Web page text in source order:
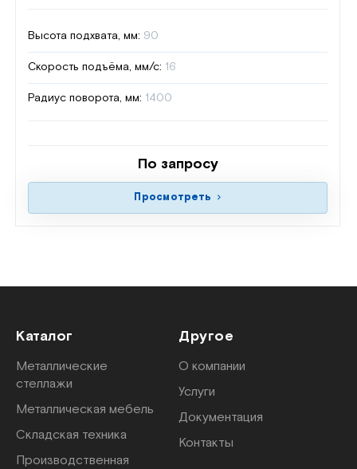
Высота подхвата, мм: 90
Скорость подъёма, мм/с: 16
Радиус поворота, мм: 1400
По запросу
Просмотреть
Каталог
Металлические
стеллажи
Металлическая мебель
Складская техника
Производственная
Другое
О компании
Услуги
Документация
Контакты